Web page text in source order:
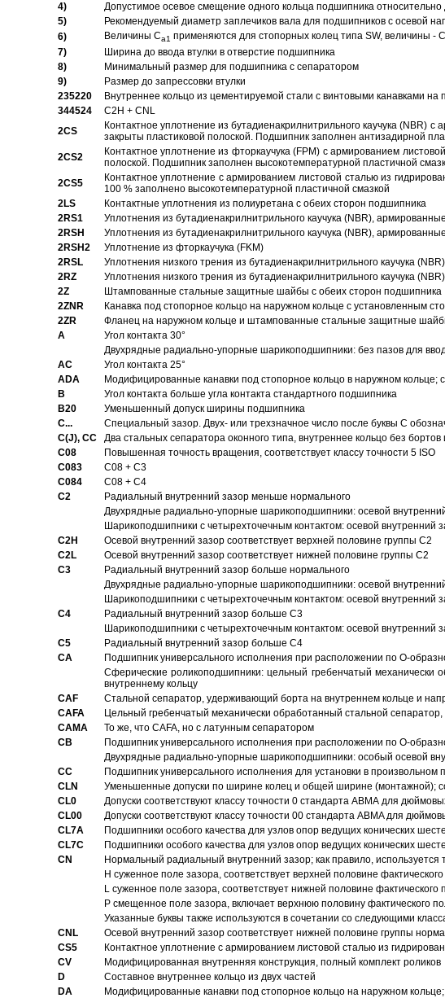
4)
Допустимое осевое смещение одного кольца подшипника относительно
5)
Рекомендуемый диаметр заплечиков вала для подшипников с осевой
6)
Величины Ca1 применяются для стопорных колец типа SW, величины - C
7)
Ширина до ввода втулки в отверстие подшипника
8)
Минимальный размер для подшипника с сепаратором
9)
Размер до запрессовки втулки
235220
Внутреннее кольцо из цементируемой стали с винтовыми канавками на
344524
C2H + CNL
2CS
Контактное уплотнение из бутадиенакрилнитрильного каучука (NBR)
закрыты пластиковой полоской. Подшипник заполнен антизадирной
2CS2
Контактное уплотнение из фторкаучука (FPM) с армированием
полоской. Подшипник заполнен высокотемпературной пластичной
2CS5
Контактное уплотнение с армированием листовой сталью из
100 % заполнено высокотемпературной пластичной смазкой
2LS
Контактные уплотнения из полиуретана с обеих сторон подшипника
2RS1
Уплотнения из бутадиенакрилнитрильного каучука (NBR),
2RSH
Уплотнения из бутадиенакрилнитрильного каучука (NBR),
2RSH2
Уплотнение из фторкаучука (FKM)
2RSL
Уплотнения низкого трения из бутадиенакрилнитрильного каучука
2RZ
Уплотнения низкого трения из бутадиенакрилнитрильного каучука
2Z
Штампованные стальные защитные шайбы с обеих сторон подшипника
2ZNR
Канавка под стопорное кольцо на наружном кольце с
2ZR
Фланец на наружном кольце и штампованные стальные защитные
A
Угол контакта 30°
Двухрядные радиально-упорные шарикоподшипники: без пазов для
AC
Угол контакта 25°
ADA
Модифицированные канавки под стопорное кольцо в наружном кольце;
B
Угол контакта больше угла контакта стандартного подшипника
B20
Уменьшенный допуск ширины подшипника
C...
Специальный зазор. Двух- или трехзначное число после буквы С
C(J), CC
Два стальных сепаратора оконного типа, внутреннее кольцо без
C08
Повышенная точность вращения, соответствует классу точности 5 ISO
C083
C08 + C3
C084
C08 + C4
C2
Pадиальный внутренний зазор меньше нормального
Двухрядные радиально-упорные шарикоподшипники: осевой
Шарикоподшипники с четырехточечным контактом: осевой внутренний
C2H
Осевой внутренний зазор соответствует верхней половине группы C2
C2L
Осевой внутренний зазор соответствует нижней половине группы C2
C3
Pадиальный внутренний зазор больше нормального
Двухрядные радиально-упорные шарикоподшипники: осевой
Шарикоподшипники с четырехточечным контактом: осевой внутренний
C4
Pадиальный внутренний зазор больше C3
Шарикоподшипники с четырехточечным контактом: осевой внутренний
C5
Pадиальный внутренний зазор больше C4
CA
Подшипник универсального исполнения при расположении по О-
Сферические роликоподшипники: цельный гребенчатый
внутреннему кольцу
CAF
Стальной сепаратор, удерживающий борта на внутреннем кольце и
CAFA
Цельный гребенчатый механически обработанный стальной
CAMA
То же, что CAFA, но с латунным сепаратором
CB
Подшипник универсального исполнения при расположении по О-
Двухрядные радиально-упорные шарикоподшипники: особый осевой
CC
Подшипник универсального исполнения для установки в
CLN
Уменьшенные допуски по ширине колец и общей ширине (монтажной);
CL0
Допуски соответствуют классу точности 0 стандарта АВМА для
CL00
Допуски соответствуют классу точности 00 стандарта ABMA для
CL7A
Подшипники особого качества для узлов опор ведущих конических
CL7C
Подшипники особого качества для узлов опор ведущих конических
CN
Hормальный радиальный внутренний зазор; как правило,
H суженное поле зазора, соответствует верхней половине
L суженное поле зазора, соответствует нижней половине фактического
P смещенное поле зазора, включает верхнюю половину фактического
Указанные буквы также используются в сочетании со следующими
CNL
Осевой внутренний зазор соответствует нижней половине группы
CS5
Контактное уплотнение с армированием листовой сталью из
CV
Модифицированная внутренняя конструкция, полный комплект роликов
D
Составное внутреннее кольцо из двух частей
DA
Модифицированные канавки под стопорное кольцо на наружном